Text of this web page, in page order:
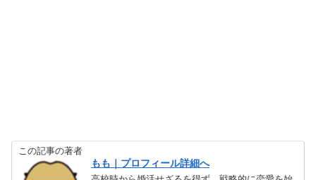
この記事の著者
もも｜プロフィール詳細へ